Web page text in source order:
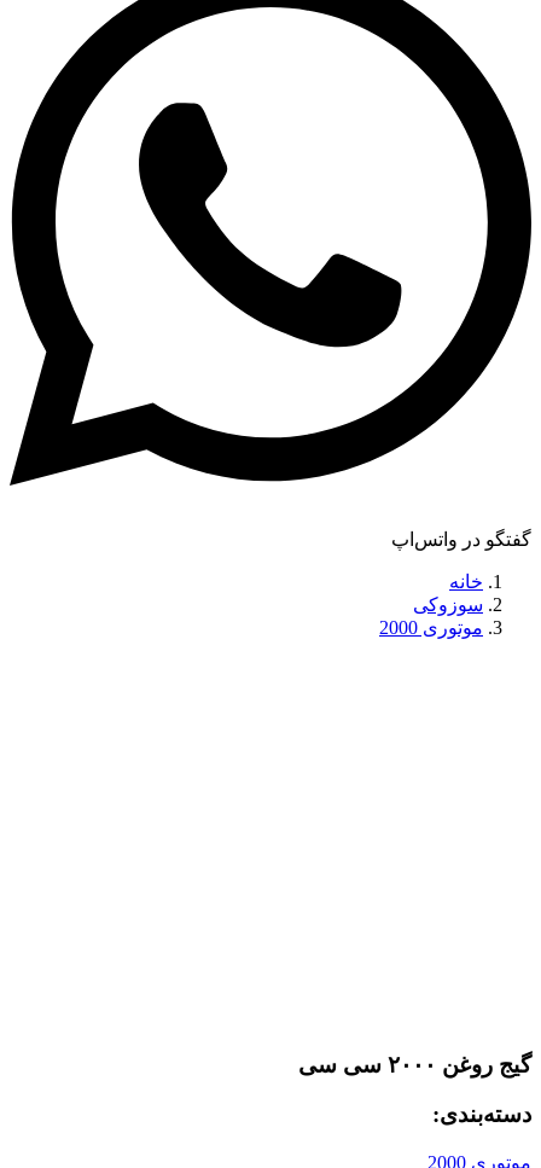
گفتگو در واتس‌اپ
خانه
سوزوکی
موتوری 2000
گیج روغن ۲۰۰۰ سی سی
دسته‌بندی:
موتوری 2000